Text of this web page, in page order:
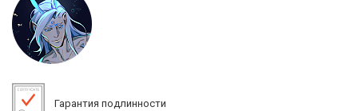
Гарантия подлинности